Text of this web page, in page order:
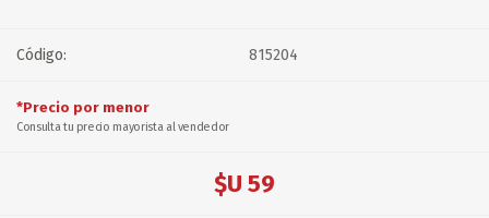
Código: 815204
*Precio por menor
Consulta tu precio mayorista al vendedor
$U 59